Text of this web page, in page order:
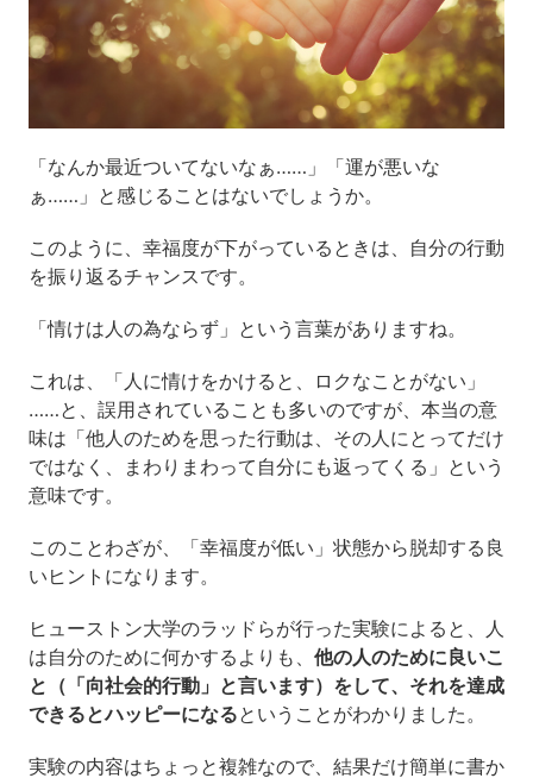
「なんか最近ついてないなぁ……」「運が悪いな
ぁ……」と感じることはないでしょうか。
このように、幸福度が下がっているときは、自分の行動
を振り返るチャンスです。
「情けは人の為ならず」という言葉がありますね。
これは、「人に情けをかけると、ロクなことがない」
……と、誤用されていることも多いのですが、本当の意
味は「他人のためを思った行動は、その人にとってだけ
ではなく、まわりまわって自分にも返ってくる」という
意味です。
このことわざが、「幸福度が低い」状態から脱却する良
いヒントになります。
ヒューストン大学のラッドらが行った実験によると、人
は自分のために何かするよりも、 他の人のために良いこ
と（「向社会的行動」と言います）をして、それを達成
できるとハッピーになるということがわかりました。
実験の内容はちょっと複雑なので、結果だけ簡単に書か